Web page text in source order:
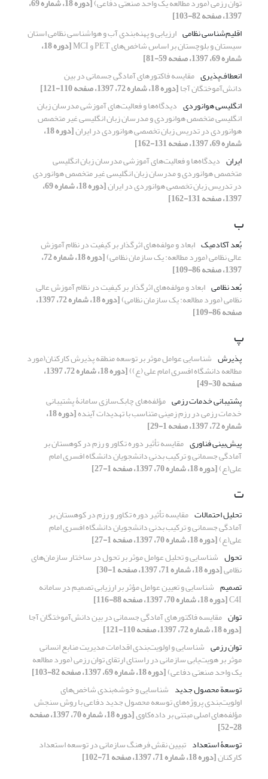
1397، صفحه 82-103]
اقلیم‌شناسی نظامی ارزیابی و پهنه‌بندی آب ‌و هواشناسی نظامی استان
سیستان و بلوچستان بر اساس شاخص‌های PET و MCI [دوره 18،
شماره 69، 1397، صفحه 59-81]
انعطاف‌پذیری مقایسه فاکتور‌های آمادگی جسمانی در بین
دانش‌آموختگان آجا[دوره 18، شماره 72، 1397، صفحه 110-121]
انگلیسی هوانوردی دیدگاه‌ها و فعالیت‌های آموزشی مدرسان زبان
انگلیسی متخصص هوانوردی و مدرسان زبان انگلیسی غیر متخصص
هوانوردی در تدریس زبان تخصصی هوانوردی در ایران [دوره 18،
شماره 69، 1397، صفحه 131-162]
ایران دیدگاه‌ها و فعالیت‌های آموزشی مدرسان زبان انگلیسی
متخصص هوانوردی و مدرسان زبان انگلیسی غیر متخصص هوانوردی
در تدریس زبان تخصصی هوانوردی در ایران [دوره 18، شماره 69،
1397، صفحه 131-162]
ب
بُعد آکادمیک ابعاد و مولفه‌های اثرگذار بر کیفیت در نظام آموزش
عالی نظامی (مورد مطالعه: یک سازمان نظامی) [دوره 18، شماره 72،
1397، صفحه 86-109]
بُعد نظامی ابعاد و مولفه‌های اثرگذار بر کیفیت در نظام آموزش عالی
نظامی (مورد مطالعه: یک سازمان نظامی) [دوره 18، شماره 72، 1397،
صفحه 86-109]
پ
پذیرش شناسایی عوامل موثر بر توسعه منطقه پذیرش کارکنان(مورد
مطالعه دانشگاه افسری امام علی (ع)) [دوره 18، شماره 72، 1397،
صفحه 30-49]
پشتیبانی خدمات رزمی مؤلفه‌های چابک‌سازی سامانۀ پشتیبانی
خدمات رزمی در رزم زمینی متناسب با تهدیدات آینده [دوره 18،
شماره 72، 1397، صفحه 1-29]
پیش‌بینی فناوری مقایسه تأثیر دوره تکاور و رزم در کوهستان بر
آمادگی جسمانی و ترکیب بدنی دانشجویان دانشگاه افسرى امام
على(ع)[دوره 18، شماره 70، 1397، صفحه 1-27]
ت
تحلیل احتمالات مقایسه تأثیر دوره تکاور و رزم در کوهستان بر
آمادگی جسمانی و ترکیب بدنی دانشجویان دانشگاه افسرى امام
على(ع)[دوره 18، شماره 70، 1397، صفحه 1-27]
تحول شناسایی و تحلیل عوامل موثر بر تحول در ساختار سازمان‌های
نظامی[دوره 18، شماره 71، 1397، صفحه 1-30]
تصمیم شناسایی و تعیین عوامل مؤثر بر ارزیابی تصمیم در سامانه
C4I[دوره 18، شماره 70، 1397، صفحه 88-116]
توان مقایسه فاکتور‌های آمادگی جسمانی در بین دانش‌آموختگان آجا
[دوره 18، شماره 72، 1397، صفحه 110-121]
توان رزمی شناسایی و اولویت‌بندی اقدامات مدیریت منابع انسانی
موثر بر هویت‌یابی‌ سازمانی در راستای ارتقای توان رزمی (مورد مطالعه
یک واحد صنعتی دفاعی)[دوره 18، شماره 69، 1397، صفحه 82-103]
توسعة محصول جدید شناسایی و خوشه‌بندی شاخص‌های
اولویت‌بندی پروژه‌های توسعه محصول جدید دفاعی با روش سنجش
مؤلفه‌های اصلی مبتنی بر داده‌کاوی [دوره 18، شماره 70، 1397، صفحه
28-52]
توسعۀ استعداد تبیین نقش فرهنگ سازمانی در توسعه استعداد
کارکنان[دوره 18، شماره 71، 1397، صفحه 71-102]